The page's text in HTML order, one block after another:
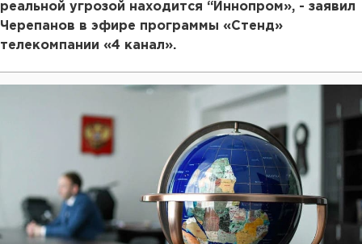
реальной угрозой находится “Иннопром», - заявил
Черепанов в эфире программы «Стенд»
телекомпании «4 канал».